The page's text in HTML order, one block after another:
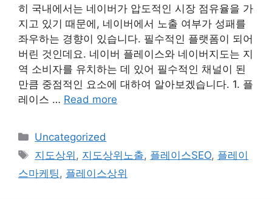
히 국내에서는 네이버가 압도적인 시장 점유율을 가
지고 있기 때문에, 네이버에서 노출 여부가 성패를
좌우하는 경향이 있습니다. 필수적인 플랫폼이 되어
버린 것인데요. 네이버 플레이스와 네이버지도는 지
역 소비자를 유치하는 데 있어 필수적인 채널이 된
만큼 중점적인 요소에 대하여 알아보겠습니다. 1. 플
레이스 … Read more
Categories
Uncategorized
Tags
지도상위 , 지도상위노출, 플레이스SEO, 플레이
스마케팅 , 플레이스상위